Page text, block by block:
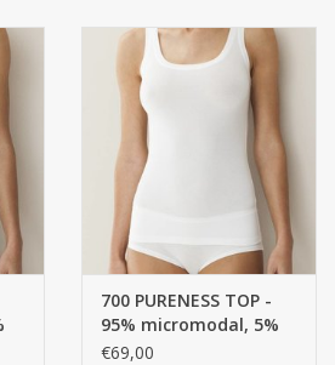
700 PURENESS TOP -
95% micromodal, 5%
ELASTANE, SINGLE
€69,00